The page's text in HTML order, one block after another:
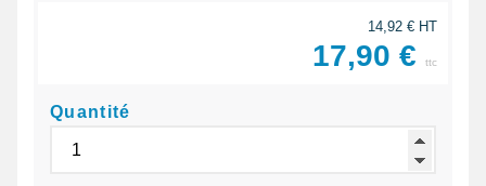
14,92 € HT
17,90 € ttc
Quantité